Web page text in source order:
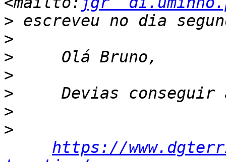
>
>
>
>
>
>
>
https://